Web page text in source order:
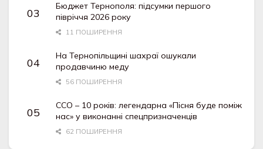
Бюджет Тернополя: підсумки першого
півріччя 2026 року
11 ПОШИРЕННЯ
На Тернопільщині шахраї ошукали
продавчиню меду
56 ПОШИРЕННЯ
ССО – 10 років: легендарна «Пісня буде поміж
нас» у виконанні спецпризначенців
62 ПОШИРЕННЯ